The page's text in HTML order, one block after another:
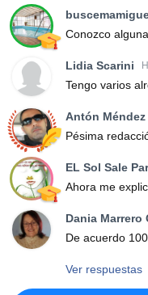
Conozco
Lidia Scarini
Tengo varios
Antón Méndez
Pésima
EL Sol Sale
Ahora me
Dania Marrero
De acuerdo
Ver respuestas